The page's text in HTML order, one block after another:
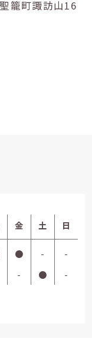
金 土 日
● -
-
- ● -